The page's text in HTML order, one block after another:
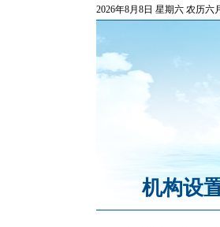
2026年8月8日 星期六 农历六
机构设